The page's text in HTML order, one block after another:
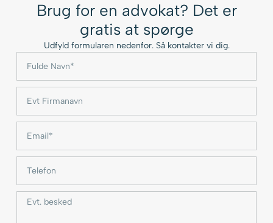
Brug for en advokat? Det er
gratis at spørge
Udfyld formularen nedenfor. Så kontakter vi dig.